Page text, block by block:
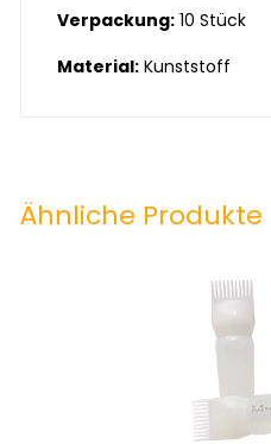
Verpackung: 10 Stück
Material: Kunststoff
Ähnliche Produkte